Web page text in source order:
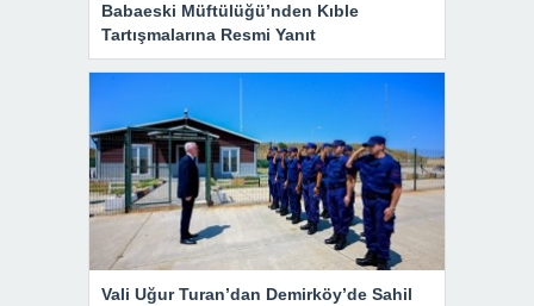
Babaeski Müftülüğü’nden Kıble
Tartışmalarına Resmi Yanıt
Vali Uğur Turan’dan Demirköy’de Sahil